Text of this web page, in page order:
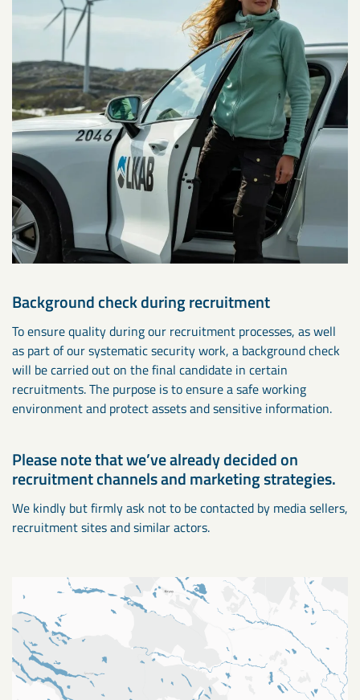
Background check during recruitment
To ensure quality during our recruitment processes, as well
as part of our systematic security work, a background check
will be carried out on the final candidate in certain
recruitments. The purpose is to ensure a safe working
environment and protect assets and sensitive information.
Please note that we’ve already decided on
recruitment channels and marketing strategies.
We kindly but firmly ask not to be contacted by media sellers,
recruitment sites and similar actors.